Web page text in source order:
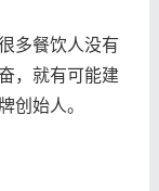
多餐饮人没有
，就有可能建
创始人。